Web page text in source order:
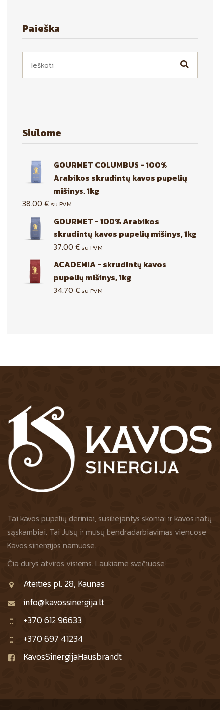
Paieška
Siūlome
GOURMET COLUMBUS - 100%
Arabikos skrudintų kavos pupelių
mišinys, 1kg
38.00 € su PVM
GOURMET - 100% Arabikos
skrudintų kavos pupelių mišinys, 1kg
37.00 € su PVM
ACADEMIA - skrudintų kavos
pupelių mišinys, 1kg
34.70 € su PVM
Tai kavos pupelių deriniai, susiliejantys skoniai ir kavos natų
sąskambiai. Tai Jūsų ir mūsų bendradarbiavimas vienuose
Kavos sinergijos namuose.
Čia durys atviros visiems. Laukiame svečiuose!
Ateities pl. 28, Kaunas
info@kavossinergija.lt
+370 612 96633
+370 697 41234
KavosSinergijaHausbrandt